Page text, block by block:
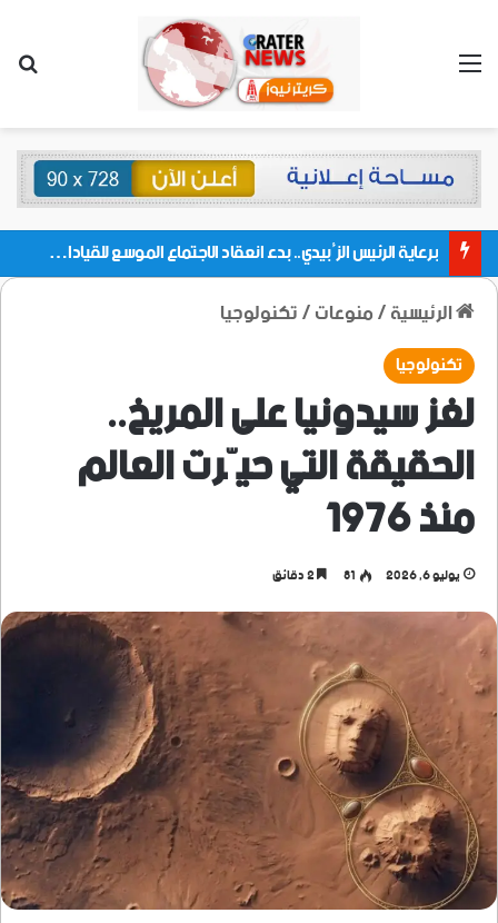
القائمة
برعاية الرئيس الزُبيدي.. بدء انعقاد الاجتماع الموسع للقيادات المحلية بالعاصمة ولمديريات وكتل مجلس العموم ومنسقيات الجامعة بالعاصمة عدن
الرئيسية/منوعات/تكنولوجيا
تكنولوجيا
لغز سيدونيا على المريخ..
الحقيقة التي حيّرت العالم
منذ 1976
يوليو 6, 2026 81